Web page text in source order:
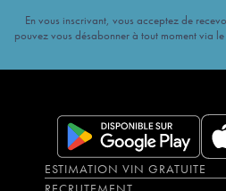
En vous inscrivant, vous acceptez de
pouvez vous désabonner à tout moment via
ESTIMATION VIN GRATUITE